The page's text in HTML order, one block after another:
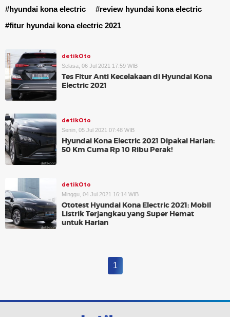
#hyundai kona electric
#review hyundai kona electric
#fitur hyundai kona electric 2021
detikOto
Selasa, 06 Jul 2021 17:59 WIB
Tes Fitur Anti Kecelakaan di Hyundai Kona
Electric 2021
detikOto
Senin, 05 Jul 2021 07:48 WIB
Hyundai Kona Electric 2021 Dipakai Harian:
50 Km Cuma Rp 10 Ribu Perak!
detikOto
Minggu, 04 Jul 2021 16:14 WIB
Ototest Hyundai Kona Electric 2021: Mobil
Listrik Terjangkau yang Super Hemat
untuk Harian
1